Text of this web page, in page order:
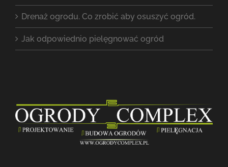
Drenaż ogrodu. Co zrobić aby osuszyć ogród.
Jak odpowiednio pielęgnować ogród